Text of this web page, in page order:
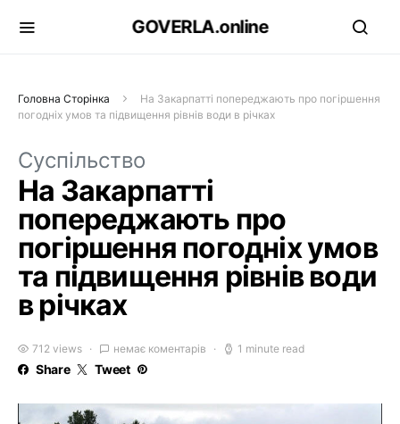
GOVERLA.online
Головна Сторінка
На Закарпатті попереджають про погіршення
погодніх умов та підвищення рівнів води в річках
Суспільство
На Закарпатті
попереджають про
погіршення погодніх умов
та підвищення рівнів води
в річках
712 views немає коментарів 1 minute read
Share Tweet